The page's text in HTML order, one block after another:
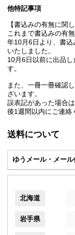
他特記事項
【書込みの有無に関し
これまで書込みの有
年10月6日より、書
いたしました。
10月6日以前に出品
す。
また、一冊一冊確認
ざいます。
誤表記があった場合
後1週間以内にご連絡
送料について
ゆうメール・メール
北海道
岩手県